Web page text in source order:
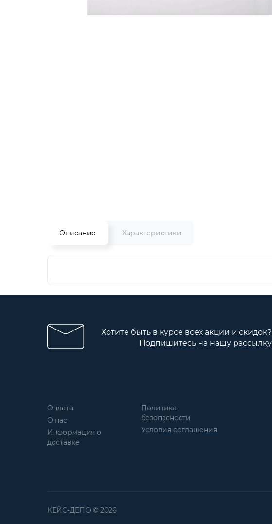
Описание Характеристики
Хотите быть в курсе всех акций и скидок?
Подпишитесь на нашу рассылку
Оплата
О нас
Информация о
доставке
Политика
безопасности
Условия соглашения
КЕЙС-ДЕПО © 2026